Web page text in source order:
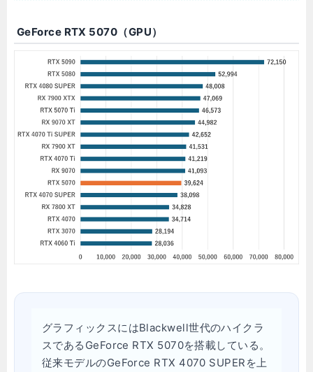
GeForce RTX 5070（GPU）
グラフィックスにはBlackwell世代のハイクラ
スであるGeForce RTX 5070を搭載している。
従来モデルのGeForce RTX 4070 SUPERを上